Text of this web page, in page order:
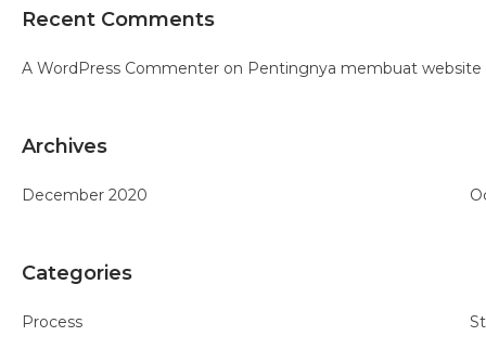
Recent Comments
A WordPress Commenter on Pentingnya membuat website
Archives
December 2020
Categories
Process